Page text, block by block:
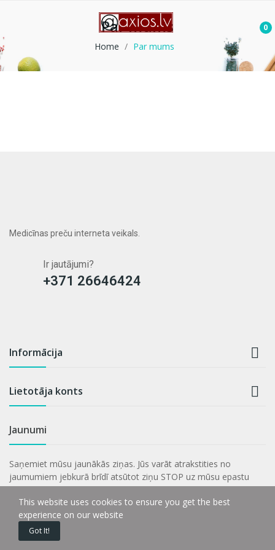
0
Par mums
Home Par mums
Informācija
Lietotāja konts
Jaunumi
Saņemiet mūsu jaunākās ziņas. Jūs varāt atrakstities no
jaumumiem jebkurā brīdī atsūtot ziņu STOP uz mūsu epastu
This website uses cookies to ensure you get the best
experience on our website
Got It!